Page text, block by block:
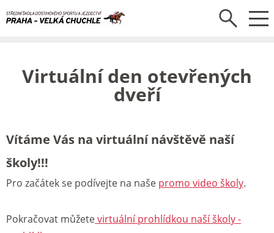
Virtuální den otevřených
dveří
Vítáme Vás na virtuální návštěvě naší
školy!!!
Pro začátek se podívejte na naše promo video školy.
Pokračovat můžetevirtuální prohlídkou naší školy-